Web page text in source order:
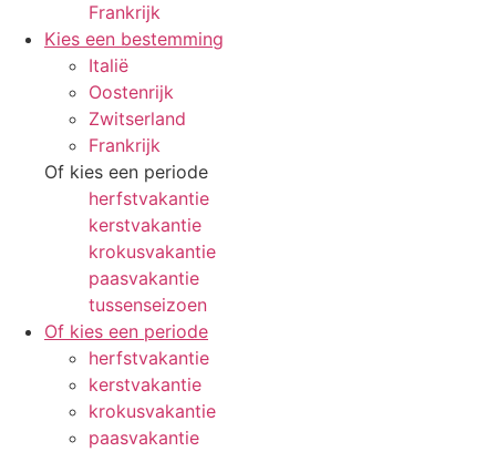
Frankrijk
Kies een bestemming
Italië
Oostenrijk
Zwitserland
Frankrijk
Of kies een periode
herfstvakantie
kerstvakantie
krokusvakantie
paasvakantie
tussenseizoen
Of kies een periode
herfstvakantie
kerstvakantie
krokusvakantie
paasvakantie